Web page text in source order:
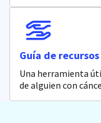
Guía de
Una herramienta
de alguien con